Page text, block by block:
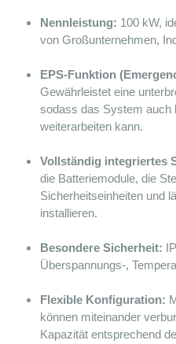
Nennleistung: 100 kW,
von Großunternehmen,
EPS-Funktion
Gewährleistet eine
sodass das System auch
weiterarbeiten kann.
Vollständig integriertes
die Batteriemodule, die
Sicherheitseinheiten und
installieren.
Besondere Sicherheit:
Überspannungs-,
Flexible Konfiguration:
können miteinander
Kapazität entsprechend